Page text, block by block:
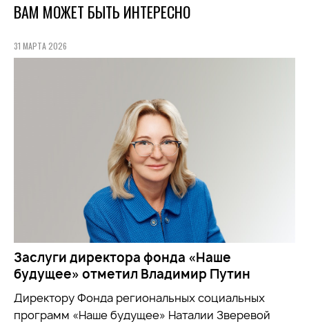
ВАМ МОЖЕТ БЫТЬ ИНТЕРЕСНО
31 МАРТА 2026
Заслуги директора фонда «Наше
будущее» отметил Владимир Путин
Директору Фонда региональных социальных
программ «Наше будущее» Наталии Зверевой